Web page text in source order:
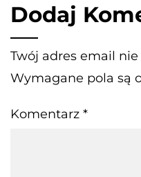
Dodaj
Twój adres email
Wymagane pola są
Komentarz *